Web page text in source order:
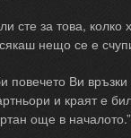
сте за това, колко
нещо се е
повечето Ви
и краят е
още в началото.”